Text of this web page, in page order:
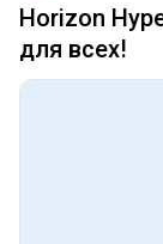
Horizon
для всех!